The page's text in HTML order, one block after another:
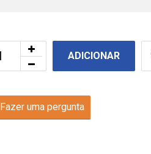
ADICIONAR
Fazer uma pergunta